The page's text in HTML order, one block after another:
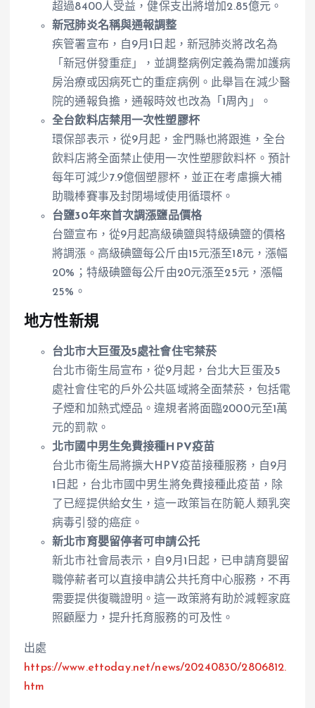
超過8400人受益，健保支出將增加2.85億元。
新冠肺炎名稱與通報調整
疾管署宣布，自9月1日起，新冠肺炎將改名為
「新冠併發重症」，並調整病例定義為需加護病
房治療或因病死亡的重症病例。此舉旨在減少醫
院的通報負擔，通報時效也改為「1周內」。
全台飲料店禁用一次性塑膠杯
環保部表示，從9月起，金門縣也將跟進，全台
飲料店將全面禁止使用一次性塑膠飲料杯。預計
每年可減少7.9億個塑膠杯，並正在考慮擴大補
助職棒賽事及封閉場域使用循環杯。
台鹽30年來首次調漲鹽品價格
台鹽宣布，從9月起高級碘鹽與特級碘鹽的價格
將調漲。高級碘鹽每公斤由15元漲至18元，漲幅
20%；特級碘鹽每公斤由20元漲至25元，漲幅
25%。
地方性新規
台北市大巨蛋及5處社會住宅禁菸
台北市衛生局宣布，從9月起，台北大巨蛋及5
處社會住宅的戶外公共區域將全面禁菸，包括電
子煙和加熱式煙品。違規者將面臨2000元至1萬
元的罰款。
北市國中男生免費接種HPV疫苗
台北市衛生局將擴大HPV疫苗接種服務，自9月
1日起，台北市國中男生將免費接種此疫苗，除
了已經提供給女生，這一政策旨在防範人類乳突
病毒引發的癌症。
新北市育嬰留停者可申請公托
新北市社會局表示，自9月1日起，已申請育嬰留
職停薪者可以直接申請公共托育中心服務，不再
需要提供復職證明。這一政策將有助於減輕家庭
照顧壓力，提升托育服務的可及性。
出處
https://www.ettoday.net/news/20240830/2806812.
htm